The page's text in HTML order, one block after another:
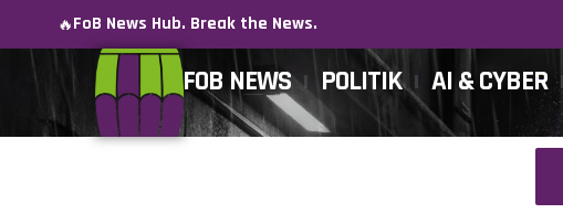
🔥FoB News Hub. Break the News.
FOB NEWS POLITIK AI & CYBER